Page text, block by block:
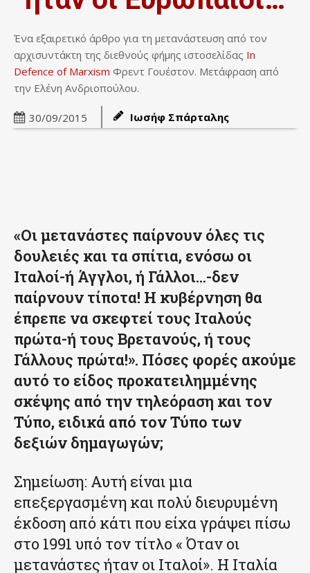
Ένα εξαιρετικό άρθρο για τη μετανάστευση από τον
αρχισυντάκτη της διεθνούς φήμης ιστοσελίδας In
Defence of Marxism Φρεντ Γουέστον. Μετάφραση από
την Ελένη Ανδριοπούλου.
30/09/2015 Ιωσήφ Σπάρταλης
«Οι μετανάστες παίρνουν όλες τις
δουλειές και τα σπίτια, ενόσω οι
Ιταλοί-ή Άγγλοι, ή Γάλλοι…-δεν
παίρνουν τίποτα! Η κυβέρνηση θα
έπρεπε να σκεφτεί τους Ιταλούς
πρώτα-ή τους Βρετανούς, ή τους
Γάλλους πρώτα!». Πόσες φορές ακούμε
αυτό το είδος προκατειλημμένης
σκέψης από την τηλεόραση και τον
Τύπο, ειδικά από τον Τύπο των
δεξιών δημαγωγών;
Σημείωση: Αυτή είναι μια
επεξεργασμένη και πολύ διευρυμένη
έκδοση από κάτι που είχα γράψει πίσω
στο 1991 υπό τον τίτλο « Όταν οι
μετανάστες ήταν οι Ιταλοί». Η Ιταλία